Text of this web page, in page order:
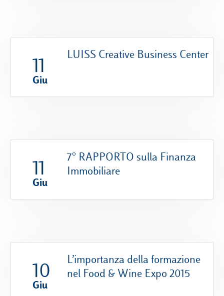
11
Giu
LUISS Creative Business Center
11
Giu
7° RAPPORTO sulla Finanza
Immobiliare
10
Giu
L’importanza della formazione
nel Food & Wine Expo 2015